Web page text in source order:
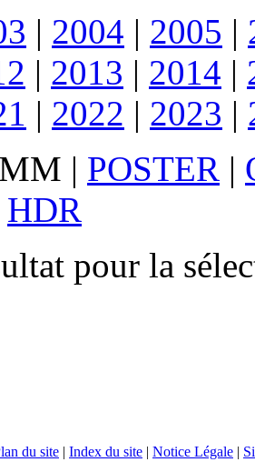
| 2004 | 2005 |
| 2013 | 2014 |
| 2022 | 2023 |
| POSTER |
HDR
pour la
du site | Index du site | Notice Légale |